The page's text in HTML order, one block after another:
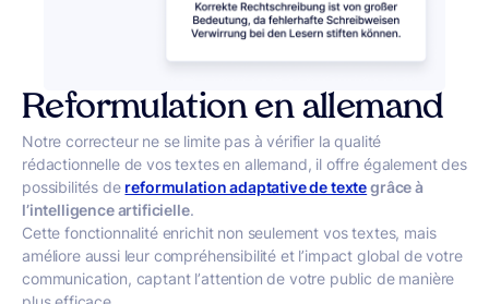
Reformulation en allemand
Notre correcteur ne se limite pas à vérifier la qualité
rédactionnelle de vos textes en allemand, il offre également des
possibilités de reformulation adaptative de textegrâce à
l’intelligence artificielle.
Cette fonctionnalité enrichit non seulement vos textes, mais
améliore aussi leur compréhensibilité et l’impact global de votre
communication, captant l’attention de votre public de manière